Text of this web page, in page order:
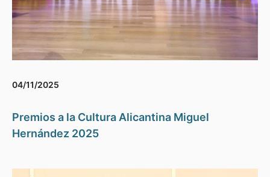
04/11/2025
Premios a la Cultura Alicantina Miguel
Hernández 2025